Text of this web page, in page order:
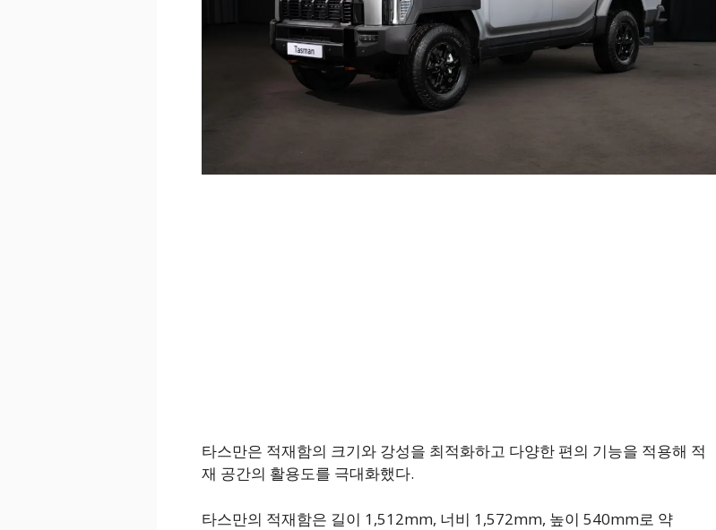
타스만은 적재함의 크기와 강성을 최적화하고 다양한 편의 기능을 적용해 적
재 공간의 활용도를 극대화했다.
타스만의 적재함은 길이 1,512mm, 너비 1,572mm, 높이 540mm로 약